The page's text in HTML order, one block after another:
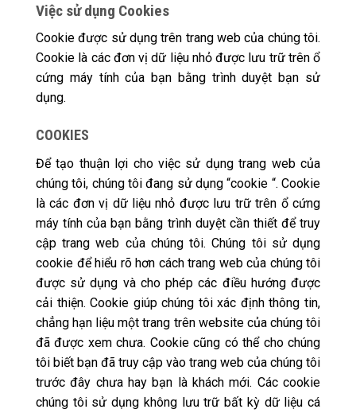
Việc sử dụng Cookies
Cookie được sử dụng trên trang web của chúng tôi.
Cookie là các đơn vị dữ liệu nhỏ được lưu trữ trên ổ
cứng máy tính của bạn bằng trình duyệt bạn sử
dụng.
COOKIES
Để tạo thuận lợi cho việc sử dụng trang web của
chúng tôi, chúng tôi đang sử dụng “cookie “. Cookie
là các đơn vị dữ liệu nhỏ được lưu trữ trên ổ cứng
máy tính của bạn bằng trình duyệt cần thiết để truy
cập trang web của chúng tôi. Chúng tôi sử dụng
cookie để hiểu rõ hơn cách trang web của chúng tôi
được sử dụng và cho phép các điều hướng được
cải thiện. Cookie giúp chúng tôi xác định thông tin,
chẳng hạn liệu một trang trên website của chúng tôi
đã được xem chưa. Cookie cũng có thể cho chúng
tôi biết bạn đã truy cập vào trang web của chúng tôi
trước đây chưa hay bạn là khách mới. Các cookie
chúng tôi sử dụng không lưu trữ bất kỳ dữ liệu cá